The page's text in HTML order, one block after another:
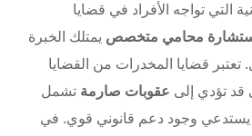
التي تواجه الأفراد في قضايا
محامي متخصص يمتلك الخبرة
تعتبر قضايا المخدرات من القضايا
قد تؤدي إلى عقوبات صارمة تشمل
يستدعي وجود دعم قانوني قوي. في